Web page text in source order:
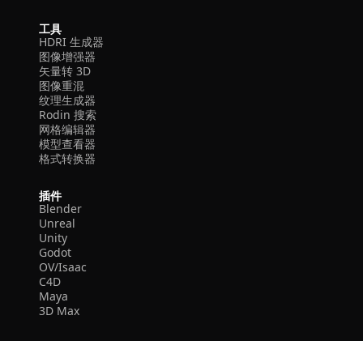
工具
HDRI 生成器
图像增强器
矢量转 3D
图像重混
纹理生成器
Rodin 搜索
网格编辑器
模型查看器
格式转换器
插件
Blender
Unreal
Unity
Godot
OV/Isaac
C4D
Maya
3D Max